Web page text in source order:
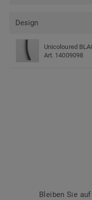
Design
Unicoloured
Art. 14009098
Bleiben Sie